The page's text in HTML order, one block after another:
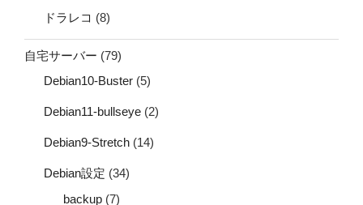
ドラレコ (8)
自宅サーバー (79)
Debian10-Buster (5)
Debian11-bullseye (2)
Debian9-Stretch (14)
Debian設定 (34)
backup (7)